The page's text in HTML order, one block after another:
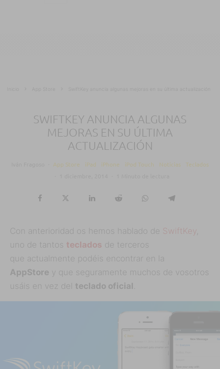
App Store SwiftKey anuncia algunas mejoras en su última actualización
SWIFTKEY ANUNCIA ALGUNAS
MEJORAS EN SU ÚLTIMA
ACTUALIZACIÓN
App Store iPad iPhone iPod Touch Noticias
Teclados
Con anterioridad os hemos hablado de SwiftKey
uno de tantos teclados de terceros
que actualmente podéis encontrar en la
AppStore y que seguramente muchos de vosotros
usáis en vez del teclado oficial